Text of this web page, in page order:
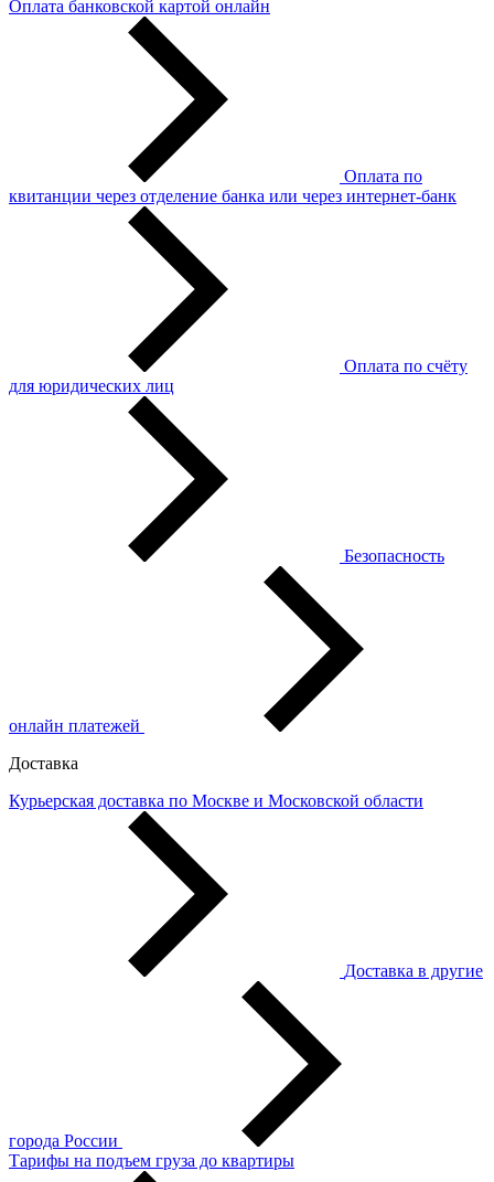
Оплата банковской картой онлайн
Оплата по
квитанции через отделение банка или через интернет-банк
Оплата по счёту
для юридических лиц
Безопасность
онлайн платежей
Доставка
Курьерская доставка по Москве и Московской области
Доставка в другие
города России
Тарифы на подъем груза до квартиры